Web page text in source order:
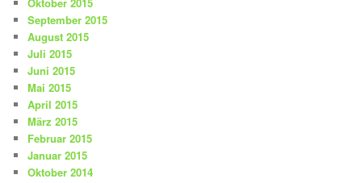
September 2015
August 2015
Juli 2015
Juni 2015
Mai 2015
April 2015
März 2015
Februar 2015
Januar 2015
Oktober 2014